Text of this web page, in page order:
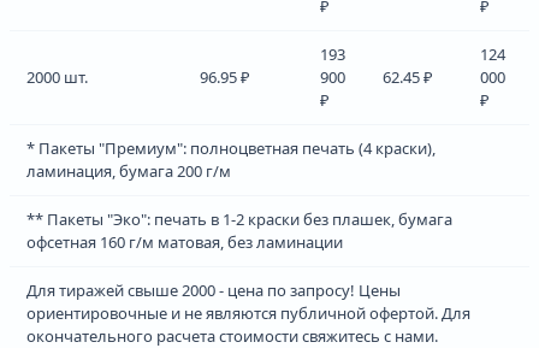
₽
₽
2000 шт. 96.95 ₽
193
900
₽
62.45 ₽
124
000
₽
* Пакеты "Премиум": полноцветная печать (4 краски),
ламинация, бумага 200 г/м
** Пакеты "Эко": печать в 1-2 краски без плашек, бумага
офсетная 160 г/м матовая, без ламинации
Для тиражей свыше 2000 - цена по запросу! Цены
ориентировочные и не являются публичной офертой. Для
окончательного расчета стоимости свяжитесь с нами.